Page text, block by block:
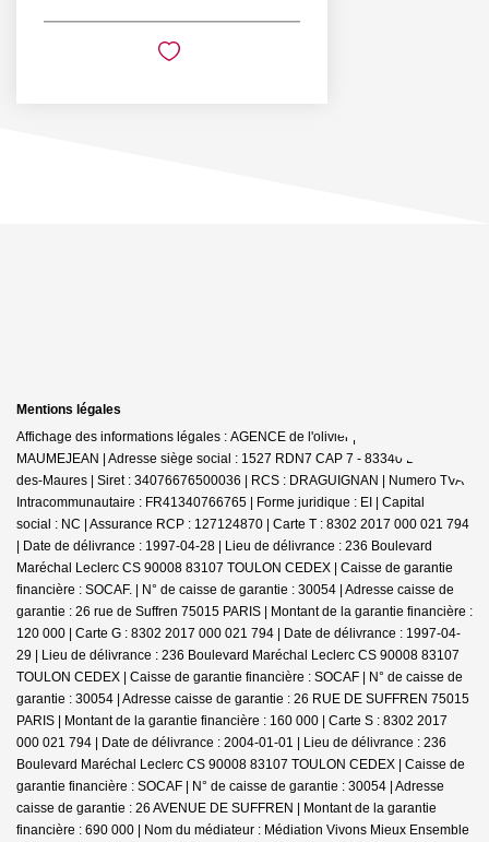
Mentions légales
Affichage des informations légales : AGENCE de l'olivier | Raison sociale : D
MAUMEJEAN | Adresse siège social : 1527 RDN7 CAP 7 - 83340 Le Cannet-
des-Maures | Siret : 34076676500036 | RCS : DRAGUIGNAN | Numero TVA
Intracommunautaire : FR41340766765 | Forme juridique : EI | Capital
social : NC | Assurance RCP : 127124870 | Carte T : 8302 2017 000 021 794
| Date de délivrance : 1997-04-28 | Lieu de délivrance : 236 Boulevard
Maréchal Leclerc CS 90008 83107 TOULON CEDEX | Caisse de garantie
financière : SOCAF. | N° de caisse de garantie : 30054 | Adresse caisse de
garantie : 26 rue de Suffren 75015 PARIS | Montant de la garantie financière :
120 000 | Carte G : 8302 2017 000 021 794 | Date de délivrance : 1997-04-
29 | Lieu de délivrance : 236 Boulevard Maréchal Leclerc CS 90008 83107
TOULON CEDEX | Caisse de garantie financière : SOCAF | N° de caisse de
garantie : 30054 | Adresse caisse de garantie : 26 RUE DE SUFFREN 75015
PARIS | Montant de la garantie financière : 160 000 | Carte S : 8302 2017
000 021 794 | Date de délivrance : 2004-01-01 | Lieu de délivrance : 236
Boulevard Maréchal Leclerc CS 90008 83107 TOULON CEDEX | Caisse de
garantie financière : SOCAF | N° de caisse de garantie : 30054 | Adresse
caisse de garantie : 26 AVENUE DE SUFFREN | Montant de la garantie
financière : 690 000 | Nom du médiateur : Médiation Vivons Mieux Ensemble